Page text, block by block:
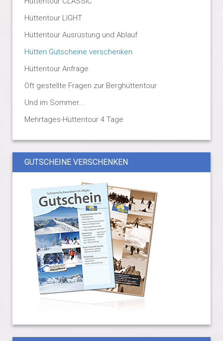
Hüttentour LIGHT
Hüttentour Ausrüstung und Ablauf
Hütten Gutscheine verschenken
Hüttentour Anfrage
Oft gestellte Fragen zur Berghüttentour
Und im Sommer...
Mehrtages-Hüttentour 4 Tage
GUTSCHEINE VERSCHENKEN